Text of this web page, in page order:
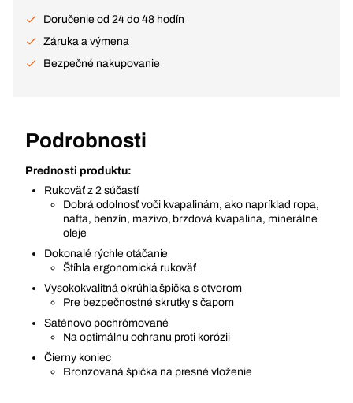
Doručenie od 24 do 48 hodín
Záruka a výmena
Bezpečné nakupovanie
Podrobnosti
Prednosti produktu:
Rukoväť z 2 súčastí
Dobrá odolnosť voči kvapalinám, ako napríklad ropa,
nafta, benzín, mazivo, brzdová kvapalina, minerálne
oleje
Dokonalé rýchle otáčanie
Štíhla ergonomická rukoväť
Vysokokvalitná okrúhla špička s otvorom
Pre bezpečnostné skrutky s čapom
Saténovo pochrómované
Na optimálnu ochranu proti korózii
Čierny koniec
Bronzovaná špička na presné vloženie